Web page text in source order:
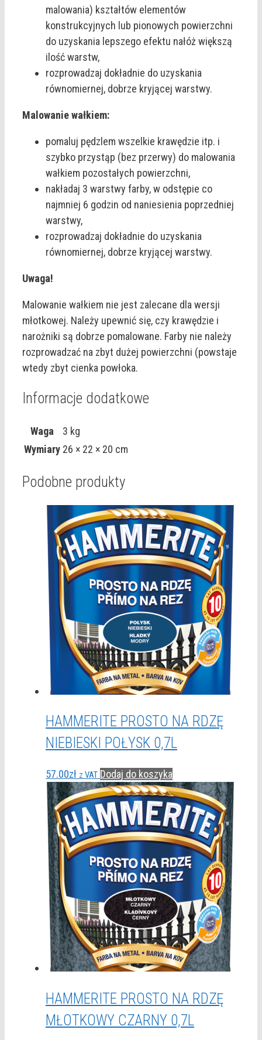
malowania) kształtów elementów
konstrukcyjnych lub pionowych powierzchni
do uzyskania lepszego efektu nałóż większą
ilość warstw,
rozprowadzaj dokładnie do uzyskania
równomiernej, dobrze kryjącej warstwy.
Malowanie wałkiem:
pomaluj pędzlem wszelkie krawędzie itp. i
szybko przystąp (bez przerwy) do malowania
wałkiem pozostałych powierzchni,
nakładaj 3 warstwy farby, w odstępie co
najmniej 6 godzin od naniesienia poprzedniej
warstwy,
rozprowadzaj dokładnie do uzyskania
równomiernej, dobrze kryjącej warstwy.
Uwaga!
Malowanie wałkiem nie jest zalecane dla wersji
młotkowej. Należy upewnić się, czy krawędzie i
narożniki są dobrze pomalowane. Farby nie należy
rozprowadzać na zbyt dużej powierzchni (powstaje
wtedy zbyt cienka powłoka.
Informacje dodatkowe
Waga
3 kg
Wymiary 26 × 22 × 20 cm
Podobne produkty
HAMMERITE PROSTO NA RDZĘ
NIEBIESKI POŁYSK 0,7L
57.00zł z VAT Dodaj do koszyka
HAMMERITE PROSTO NA RDZĘ
MŁOTKOWY CZARNY 0,7L